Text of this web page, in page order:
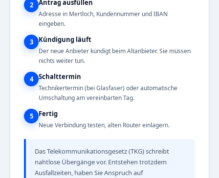
2 Antrag ausfüllen
Adresse in Mertloch, Kundennummer und IBAN
eingeben.
3 Kündigung läuft
Der neue Anbieter kündigt beim Altanbieter. Sie müssen
nichts weiter tun.
4 Schalttermin
Technikertermin (bei Glasfaser) oder automatische
Umschaltung am vereinbarten Tag.
5 Fertig
Neue Verbindung testen, alten Router einlagern.
Das Telekommunikationsgesetz (TKG) schreibt
nahtlose Übergänge vor. Entstehen trotzdem
Ausfallzeiten, haben Sie Anspruch auf